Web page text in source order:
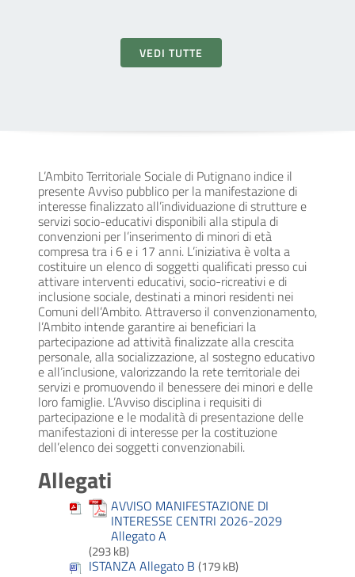
VEDI TUTTE
L’Ambito Territoriale Sociale di Putignano indice il
presente Avviso pubblico per la manifestazione di
interesse finalizzato all’individuazione di strutture e
servizi socio-educativi disponibili alla stipula di
convenzioni per l’inserimento di minori di età
compresa tra i 6 e i 17 anni. L’iniziativa è volta a
costituire un elenco di soggetti qualificati presso cui
attivare interventi educativi, socio-ricreativi e di
inclusione sociale, destinati a minori residenti nei
Comuni dell’Ambito. Attraverso il convenzionamento,
l’Ambito intende garantire ai beneficiari la
partecipazione ad attività finalizzate alla crescita
personale, alla socializzazione, al sostegno educativo
e all’inclusione, valorizzando la rete territoriale dei
servizi e promuovendo il benessere dei minori e delle
loro famiglie. L’Avviso disciplina i requisiti di
partecipazione e le modalità di presentazione delle
manifestazioni di interesse per la costituzione
dell’elenco dei soggetti convenzionabili.
Allegati
AVVISO MANIFESTAZIONE DI
INTERESSE CENTRI 2026-2029
Allegato A
(293 kB)
ISTANZA Allegato B (179 kB)